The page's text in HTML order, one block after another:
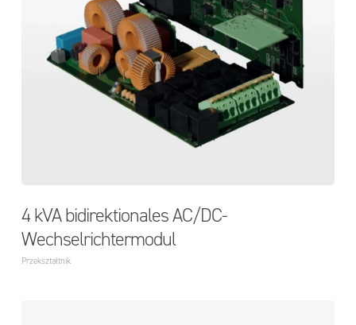
4 kVA bidirektionales AC/DC-
Wechselrichtermodul
Przekształtnik